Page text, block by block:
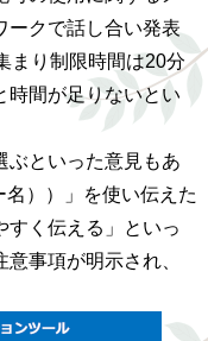
ークで話し合い発表
まり制限時間は20分
時間が足りないとい
ぶといった意見もあ
））」を使い伝えた
すく伝える」といっ
事項が明示され、